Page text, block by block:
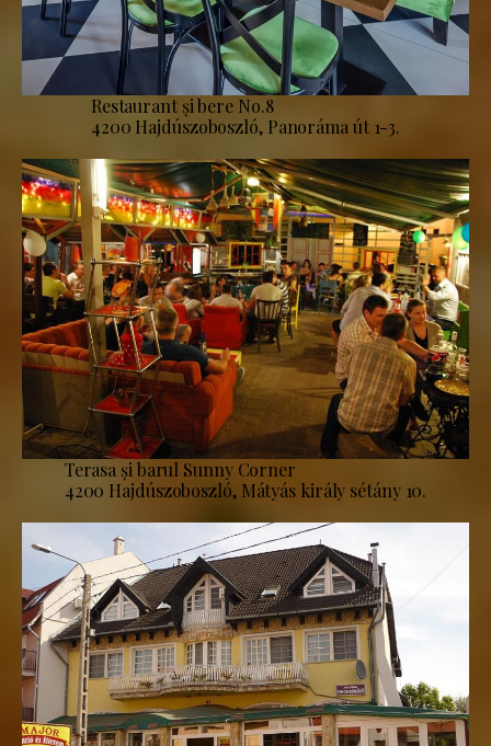
Restaurant și bere No.8
4200 Hajdúszoboszló, Panoráma út 1-3.
Terasa și barul Sunny Corner
4200 Hajdúszoboszló, Mátyás király sétány 10.